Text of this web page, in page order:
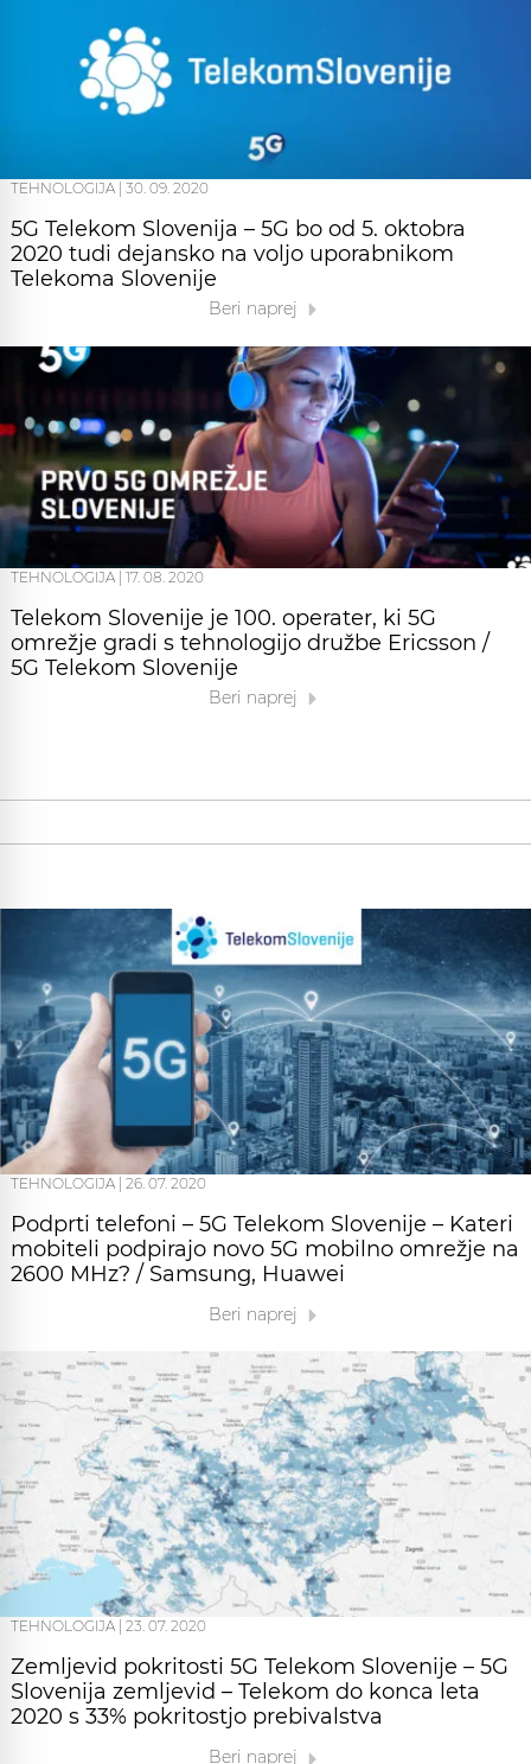
TEHNOLOGIJA 30. 09. 2020
5G Telekom Slovenija – 5G bo od 5. oktobra
2020 tudi dejansko na voljo uporabnikom
Telekoma Slovenije
Beri naprej
TEHNOLOGIJA 17. 08. 2020
Telekom Slovenije je 100. operater, ki 5G
omrežje gradi s tehnologijo družbe Ericsson /
5G Telekom Slovenije
Beri naprej
TEHNOLOGIJA | 26. 07. 2020
Podprti telefoni – 5G Telekom Slovenije – Kateri
mobiteli podpirajo novo 5G mobilno omrežje na
2600 MHz? / Samsung, Huawei
Beri naprej
TEHNOLOGIJA 23. 07. 2020
Zemljevid pokritosti 5G Telekom Slovenije – 5G
Slovenija zemljevid – Telekom do konca leta
2020 s 33% pokritostjo prebivalstva
Beri naprej